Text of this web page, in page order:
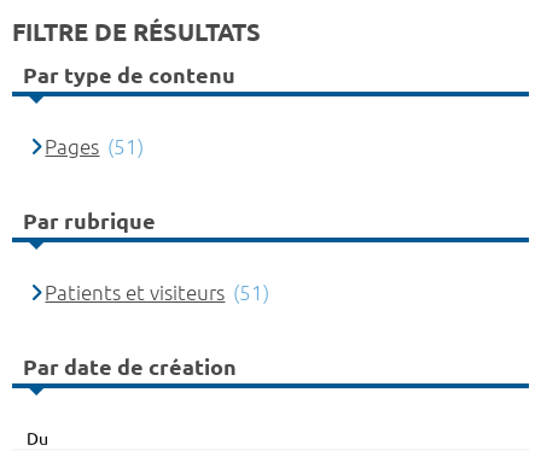
FILTRE DE RÉSULTATS
Par type de contenu
Pages (51)
Par rubrique
Patients et visiteurs (51)
Par date de création
Du